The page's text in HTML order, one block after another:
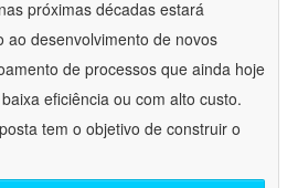
próximas décadas estará
ao desenvolvimento de novos
de processos que ainda hoje
eficiência ou com alto custo.
tem o objetivo de construir o